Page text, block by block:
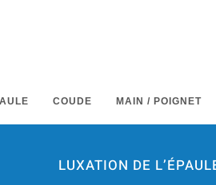
COUDE MAIN / POIGNET
LUXATION DE